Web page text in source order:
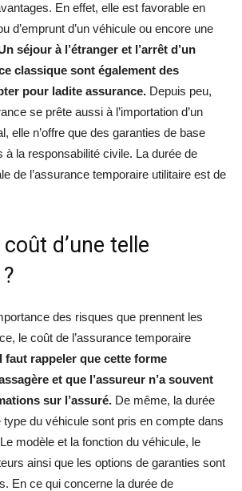
En effet, elle est favorable en
d’emprunt d’un véhicule ou encore une
séjour à l’étranger et l’arrêt d’un
classique sont également des
pour ladite assurance. Depuis peu,
se prête aussi à l’importation d’un
elle n’offre que des garanties de base
à la responsabilité civile. La durée de
de l’assurance temporaire utilitaire est de
d’une telle
des risques que prennent les
le coût de l’assurance temporaire
faut rappeler que cette forme
et que l’assureur n’a souvent
sur l’assuré. De même, la durée
type du véhicule sont pris en compte dans
modèle et la fonction du véhicule, le
ainsi que les options de garanties sont
En ce qui concerne la durée de